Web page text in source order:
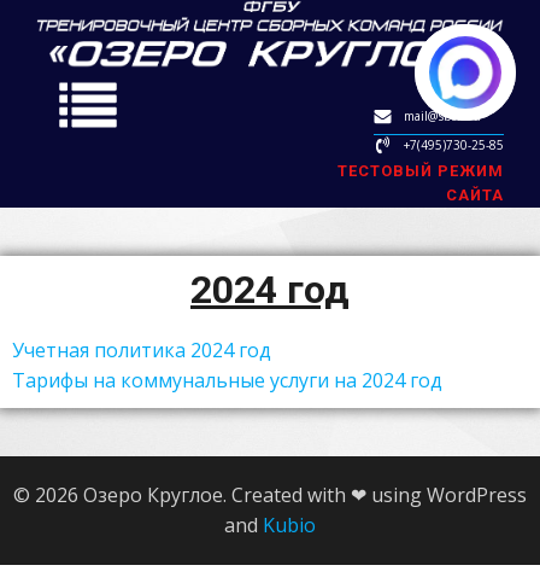
mail@sbok.ru
+7(495)730-25-85
ТЕСТОВЫЙ РЕЖИМ
САЙТА
2024 год
Учетная политика 2024 год
Тарифы на коммунальные услуги на 2024 год
© 2026 Озеро Круглое. Created with ❤ using WordPress
and Kubio